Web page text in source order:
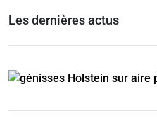
Les dernières actus